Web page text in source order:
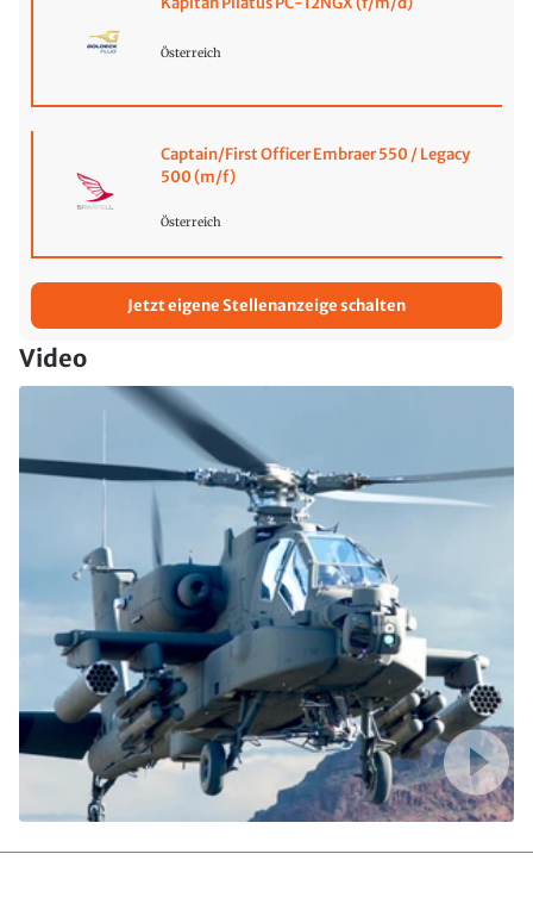
Österreich
Captain/First Officer Embraer 550 / Legacy
500 (m/f)
Österreich
Jetzt eigene Stellenanzeige schalten
Video